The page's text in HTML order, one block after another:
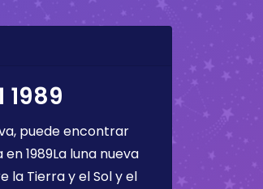
1989
puede encontrar
1989La luna nueva
la Tierra y el Sol y el